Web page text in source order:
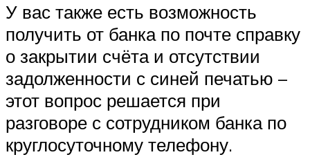
У вас также есть возможность
получить от банка по почте справку
о закрытии счёта и отсутствии
задолженности с синей печатью –
этот вопрос решается при
разговоре с сотрудником банка по
круглосуточному телефону.